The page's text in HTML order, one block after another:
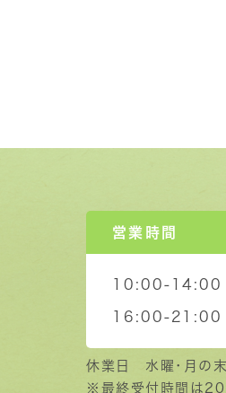
営業時間
10:00-14:00
16:00-21:00
休業日 水曜･月の末
※最終受付時間は